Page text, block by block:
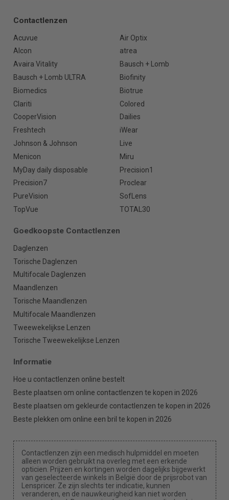
Contactlenzen
Acuvue
Air Optix
Alcon
atrea
Avaira Vitality
Bausch + Lomb
Bausch + Lomb ULTRA
Biofinity
Biomedics
Biotrue
Clariti
Colored
CooperVision
Dailies
Freshtech
iWear
Johnson & Johnson
Live
Menicon
Miru
MyDay daily disposable
Precision1
Precision7
Proclear
PureVision
SofLens
TopVue
TOTAL30
Goedkoopste Contactlenzen
Daglenzen
Torische Daglenzen
Multifocale Daglenzen
Maandlenzen
Torische Maandlenzen
Multifocale Maandlenzen
Tweewekelijkse Lenzen
Torische Tweewekelijkse Lenzen
Informatie
Hoe u contactlenzen online bestelt
Beste plaatsen om online contactlenzen te kopen in 2026
Beste plaatsen om gekleurde contactlenzen te kopen in 2026
Beste plekken om online een bril te kopen in 2026
Contactlenzen zijn een medisch hulpmiddel en moeten
alleen worden gebruikt na overleg met een erkende
opticien. Prijzen en kortingen worden dagelijks bijgewerkt
van geselecteerde winkels in België door de prijsrobot van
Lenspricer. Ze zijn slechts ter indicatie, kunnen
veranderen, en de nauwkeurigheid kan niet worden